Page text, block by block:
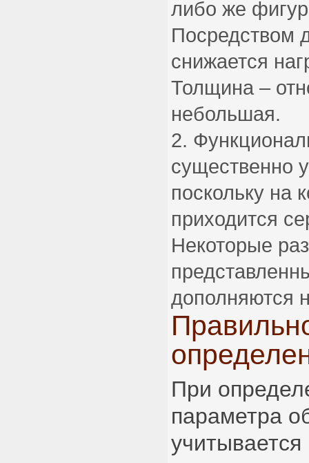
либо же
Посредством
снижается
Толщина –
небольшая.
существенно
поскольку на
приходится
Некоторые
дополняются
При
параметра
учитывается